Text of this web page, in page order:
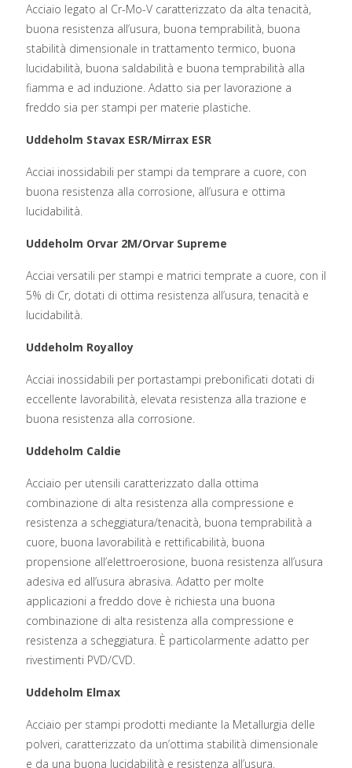
Acciaio legato al Cr-Mo-V caratterizzato da alta tenacità,
buona resistenza all’usura, buona temprabilità, buona
stabilità dimensionale in trattamento termico, buona
lucidabilità, buona saldabilità e buona temprabilità alla
fiamma e ad induzione. Adatto sia per lavorazione a
freddo sia per stampi per materie plastiche.
Uddeholm Stavax ESR/Mirrax ESR
Acciai inossidabili per stampi da temprare a cuore, con
buona resistenza alla corrosione, all’usura e ottima
lucidabilità.
Uddeholm Orvar 2M/Orvar Supreme
Acciai versatili per stampi e matrici temprate a cuore, con il
5% di Cr, dotati di ottima resistenza all’usura, tenacità e
lucidabilità.
Uddeholm Royalloy
Acciai inossidabili per portastampi prebonificati dotati di
eccellente lavorabilità, elevata resistenza alla trazione e
buona resistenza alla corrosione.
Uddeholm Caldie
Acciaio per utensili caratterizzato dalla ottima
combinazione di alta resistenza alla compressione e
resistenza a scheggiatura/tenacità, buona temprabilità a
cuore, buona lavorabilità e rettificabilità, buona
propensione all’elettroerosione, buona resistenza all’usura
adesiva ed all’usura abrasiva. Adatto per molte
applicazioni a freddo dove è richiesta una buona
combinazione di alta resistenza alla compressione e
resistenza a scheggiatura. È particolarmente adatto per
rivestimenti PVD/CVD.
Uddeholm Elmax
Acciaio per stampi prodotti mediante la Metallurgia delle
polveri, caratterizzato da un’ottima stabilità dimensionale
e da una buona lucidabilità e resistenza all’usura.